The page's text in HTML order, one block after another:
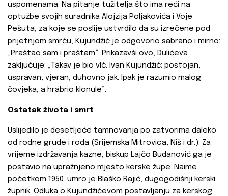
uspomenama. Na pitanje tužitelja što ima reći na
optužbe svojih suradnika Alojzija Poljakovića i Voje
Pešuta, za koje se poslije ustvrdilo da su izrečene pod
prijetnjom smrću, Kujundžić je odgovorio sabrano i mirno:
„Praštao sam i praštam“. Prikazavši ovo, Dulićeva
zaključuje: „Takav je bio vlč. Ivan Kujundžić: postojan,
uspravan, vjeran, duhovno jak. Ipak je razumio malog
čovjeka, a hrabrio klonule“.
Ostatak života i smrt
Uslijedilo je desetljeće tamnovanja po zatvorima daleko
od rodne grude i roda (Srijemska Mitrovica, Niš i dr.). Za
vrijeme izdržavanja kazne, biskup Lajčo Budanović ga je
postavio na upražnjeno mjesto kerske župe. Naime,
početkom 1950. umro je Blaško Rajić, dugogodišnji kerski
župnik. Odluka o Kujundžićevom postavljanju za kerskog